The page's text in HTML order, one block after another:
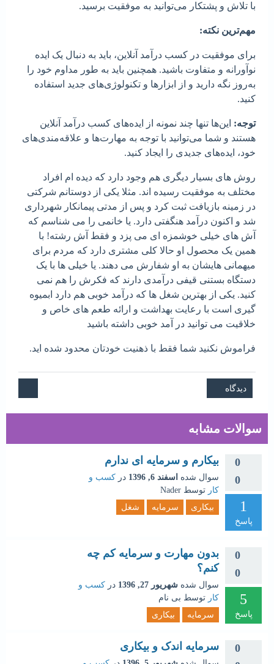
با تلاش و پشتکار می‌توانید به موفقیت برسید.
مهم‌ترین نکته:
برای موفقیت در کسب درآمد آنلاین، باید به دنبال یک ایده
نوآورانه و متفاوت باشید. همچنین باید به طور مداوم خود را
به‌روز نگه دارید و از ابزارها و تکنولوژی‌های جدید استفاده
کنید.
توجه: این‌ها تنها چند نمونه از ایده‌های کسب درآمد آنلاین
هستند و شما می‌توانید با توجه به مهارت‌ها و علاقه‌مندی‌های
خود، ایده‌های جدیدی را ایجاد کنید.
روش های بسیار دیگری هم وجود دارد که دیده ام افراد
مختلف به موفقیت رسیده اند. مثلا یکی از دوستانم شرکتی
در زمینه بازیافت ثبت کرد و پس از مدتی پیمانکار شهرداری
شد و اکنون درآمد هنگفتی دارد. یا خانمی را می شناسم که
آش های خیلی خوشمزه ای می پزد و فقط آش رشته! با
همین یک محصول او حالا کلی مشتری دارد که مردم برای
میهمانی هایشان به او شفارش می دهند. یا خیلی ها با یک
دستگاه بستنی قیفی درآمدی دارند که فکرش را هم نمی
کنید. یکی از بهترین شغل ها که درآمد خوبی هم دارد ابمیوه
گیری است با رعایت بهداشت و ارائه طعم های خاص و
خلاقیت می توانید در آمد خوبی داشته باشید
فراموش نکنید شما فقط با ذهنیت خودتان محدود شده اید.
سوالات مشابه
0
0
1
پاسخ
بیکارم و سرمایه ای ندارم
سوال شده اسفند 6, 1396 در کسب و
کار توسط Nader
بیکاری
سرمایه شغل
0
0
5
پاسخ
بدون مهارت و سرمایه کم چه
کنم؟
سوال شده شهریور 27, 1396 در کسب و
کار توسط بی نام
سرمایه
بیکاری
0
سرمایه اندک و بیکاری